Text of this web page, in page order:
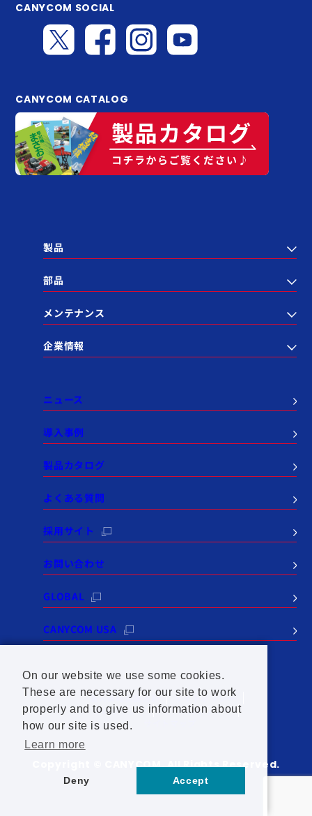
CANYCOM SOCIAL
CANYCOM CATALOG
製品
部品
メンテナンス
企業情報
ニュース
導入事例
製品カタログ
よくある質問
採用サイト
お問い合わせ
GLOBAL
CANYCOM USA
個人情報保護方針
サイトポリシー
SNSポリシー
セールスポリシー
Copyright © CANYCOM. All Rights Reserved.
On our website we use some cookies.
These are necessary for our site to work
properly and to give us information about
how our site is used.
Learn more
Deny Accept